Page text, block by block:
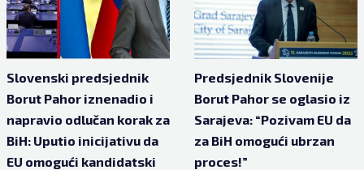
Slovenski predsjednik
Borut Pahor iznenadio i
napravio odlučan korak za
BiH: Uputio inicijativu da
EU omogući kandidatski
Predsjednik Slovenije
Borut Pahor se oglasio iz
Sarajeva: “Pozivam EU da
za BiH omogući ubrzan
proces!”